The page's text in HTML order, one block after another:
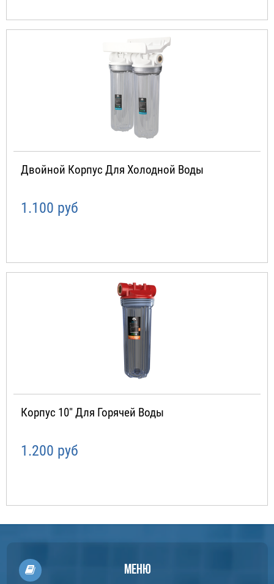
Двойной Корпус Для Холодной Воды
1.100 руб
Корпус 10" Для Горячей Воды
1.200 руб
Меню